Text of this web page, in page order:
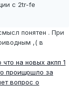
с 2tr-fe
понятен . При
,( в
на новых акпп 1
проищошло за
вопрос о